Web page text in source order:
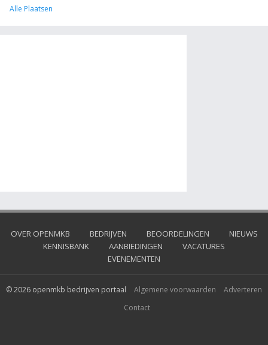
Alle Plaatsen
OVER OPENMKB BEDRIJVEN BEOORDELINGEN
NIEUWS
KENNISBANK
AANBIEDINGEN
VACATURES
EVENEMENTEN
© 2026 openmkb bedrijven portaal Algemene voorwaarden
Adverteren
Contact